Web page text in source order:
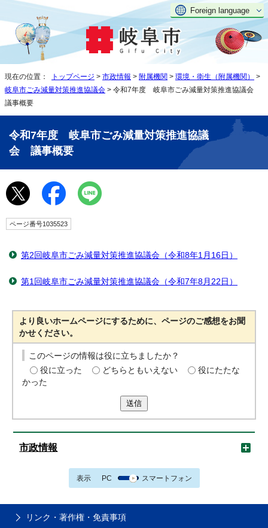
Foreign language
現在の位置： トップページ > 市政情報 > 附属機関 > 環境・衛生（附属機関）
>
岐阜市ごみ減量対策推進協議会 > 令和7年度 岐阜市ごみ減量対策推進協議会
議事概要
令和7年度 岐阜市ごみ減量対策推進協議
会 議事概要
ページ番号1035523
第2回岐阜市ごみ減量対策推進協議会（令和8年1月16日）
第1回岐阜市ごみ減量対策推進協議会（令和7年8月22日）
より良いホームページにするために、ページのご感想をお聞
かせください。
このページの情報は役に立ちましたか？
役に立った
どちらともいえない
役にたたな
かった
送信
市政情報
表示 PC スマートフォン
リンク・著作権・免責事項